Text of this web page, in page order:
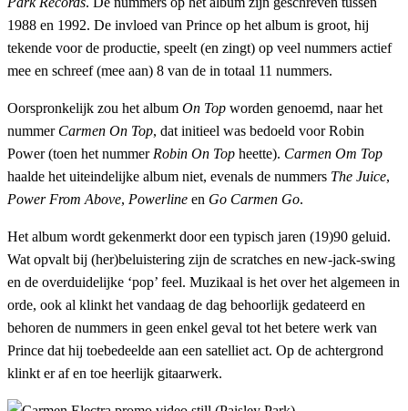
1988 en 1992. De invloed van Prince op het album is groot, hij
tekende voor de productie, speelt (en zingt) op veel nummers actief
mee en schreef (mee aan) 8 van de in totaal 11 nummers.
Oorspronkelijk zou het album On Top worden genoemd, naar het
nummer Carmen On Top, dat initieel was bedoeld voor Robin
Power (toen het nummer Robin On Top heette). Carmen Om Top
haalde het uiteindelijke album niet, evenals de nummers The Juice,
Power From Above, Powerline en Go Carmen Go.
Het album wordt gekenmerkt door een typisch jaren (19)90 geluid.
Wat opvalt bij (her)beluistering zijn de scratches en new-jack-swing
en de overduidelijke ‘pop’ feel. Muzikaal is het over het algemeen in
orde, ook al klinkt het vandaag de dag behoorlijk gedateerd en
behoren de nummers in geen enkel geval tot het betere werk van
Prince dat hij toebedeelde aan een satelliet act. Op de achtergrond
klinkt er af en toe heerlijk gitaarwerk.